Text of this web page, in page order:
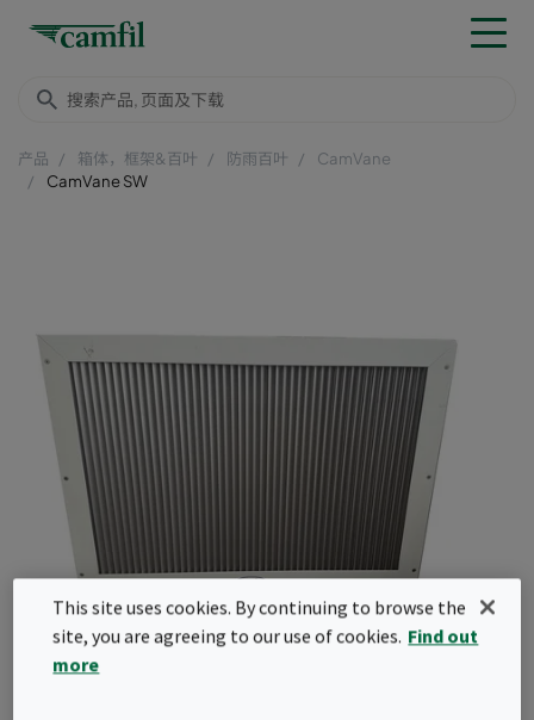
产品 箱体，框架&百叶 防雨百叶
CamVane
CamVane SW
This site uses cookies. By continuing to browse the
site, you are agreeing to our use of cookies. Find out
more